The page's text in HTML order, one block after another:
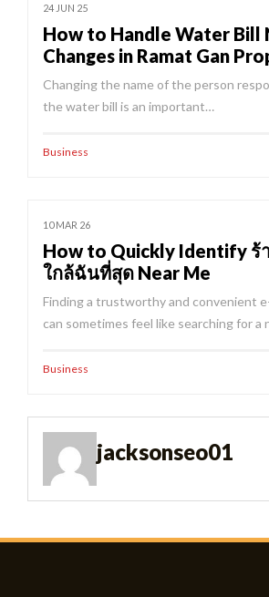
24 JUN 25
How to Handle Water Bill
Changes in Ramat Gan
Changing the name of the person
the water bill is an important…
Business
10 MAR 26
How to Quickly Identify ร้
ใกล้ฉันที่สุด Near Me
Finding a trustworthy and convenient
can sometimes feel like searching for a
Business
jacksonseo01